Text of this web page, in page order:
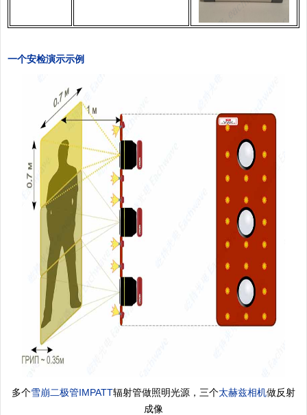
一个安检演示示例
多个雪崩二极管IMPATT辐射管做照明光源，三个太赫兹相机做反射
成像